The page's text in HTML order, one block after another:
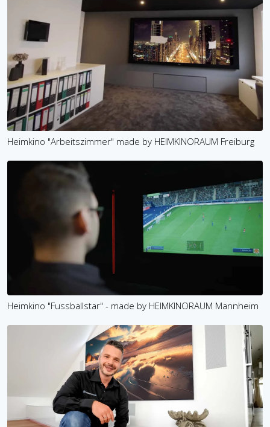
Heimkino "Arbeitszimmer" made by HEIMKINORAUM Freiburg
Heimkino "Fussballstar" - made by HEIMKINORAUM Mannheim